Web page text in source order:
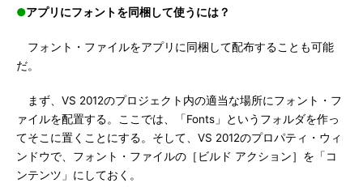
●アプリにフォントを同梱して使うには？
フォント・ファイルをアプリに同梱して配布することも可能
だ。
まず、VS 2012のプロジェクト内の適当な場所にフォント・フ
ァイルを配置する。ここでは、「Fonts」というフォルダを作っ
てそこに置くことにする。そして、VS 2012のプロパティ・ウィ
ンドウで、フォント・ファイルの［ビルド アクション］を「コ
ンテンツ」にしておく。